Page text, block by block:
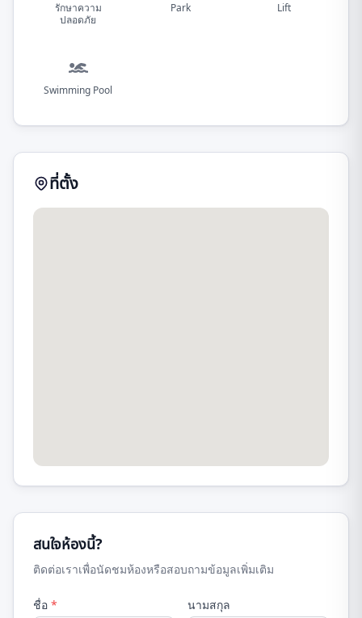
รักษาความ
ปลอดภัย
Park Lift
Swimming Pool
ที่ตั้ง
สนใจห้องนี้?
ติดต่อเราเพื่อนัดชมห้องหรือสอบถามข้อมูลเพิ่มเติม
ชื่อ * นามสกุล